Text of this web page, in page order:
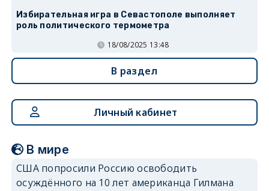
Избирательная игра в Севастополе выполняет
роль политического термометра
18/08/2025 13:48
В раздел
Личный кабинет
В мире
США попросили Россию освободить
осуждённого на 10 лет американца Гилмана